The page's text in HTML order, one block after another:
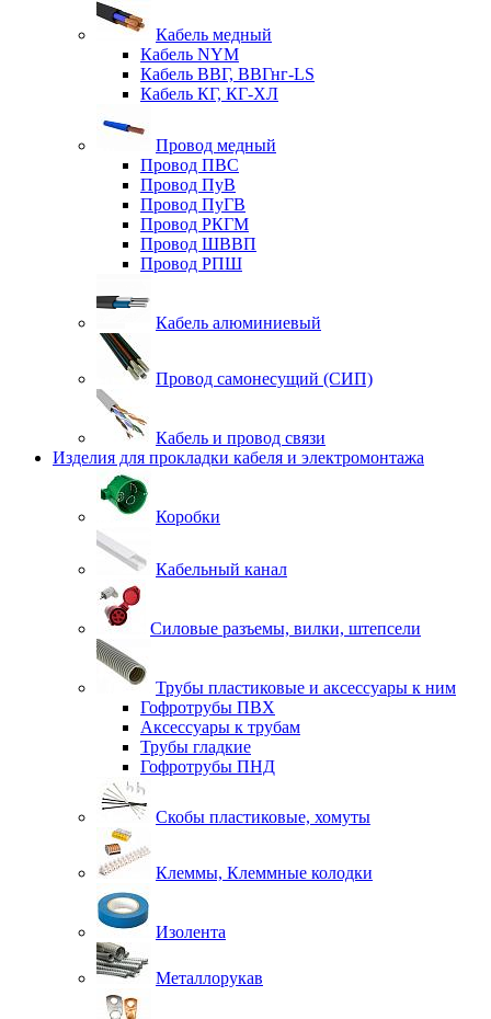
Кабель медный
Кабель NYM
Кабель ВВГ, ВВГнг-LS
Кабель КГ, КГ-ХЛ
Провод медный
Провод ПВС
Провод ПуВ
Провод ПуГВ
Провод РКГМ
Провод ШВВП
Провод РПШ
Кабель алюминиевый
Провод самонесущий (СИП)
Кабель и провод связи
Изделия для прокладки кабеля и электромонтажа
Коробки
Кабельный канал
Силовые разъемы, вилки, штепсели
Трубы пластиковые и аксессуары к ним
Гофротрубы ПВХ
Аксессуары к трубам
Трубы гладкие
Гофротрубы ПНД
Скобы пластиковые, хомуты
Клеммы, Клеммные колодки
Изолента
Металлорукав